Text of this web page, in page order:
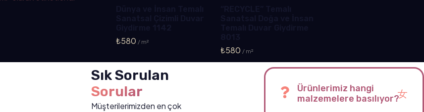
₺580
₺580
Sık Sorulan
Sorular
Müşterilerimizden en çok
Ürünlerimiz hangi
malzemelere basılıyor?